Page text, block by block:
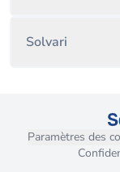
Solvari
Paramètres des